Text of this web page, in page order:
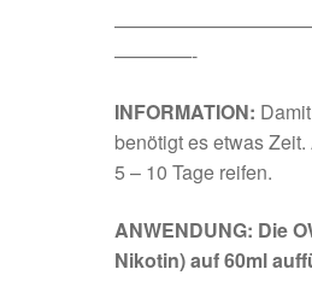
————-
INFORMATION:
benötigt es etwas
5 – 10 Tage reifen.
ANWENDUNG: Die
Nikotin) auf 60ml